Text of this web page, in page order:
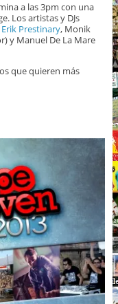
a las 3pm con una
Los artistas y DJs
Erik Prestinary, Monik
y Manuel De La Mare
que quieren más